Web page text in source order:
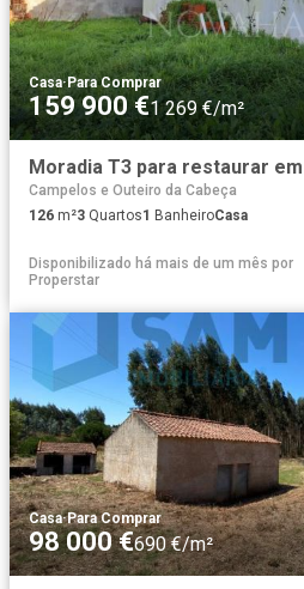
Casa·Para Comprar
159 900 €1 269 €/m²
Campelos e Outeiro da Cabeça
126 m²3 Quartos1 BanheiroCasa
Disponibilizado há mais de um mês por
Properstar
Casa·Para Comprar
98 000 €690 €/m²